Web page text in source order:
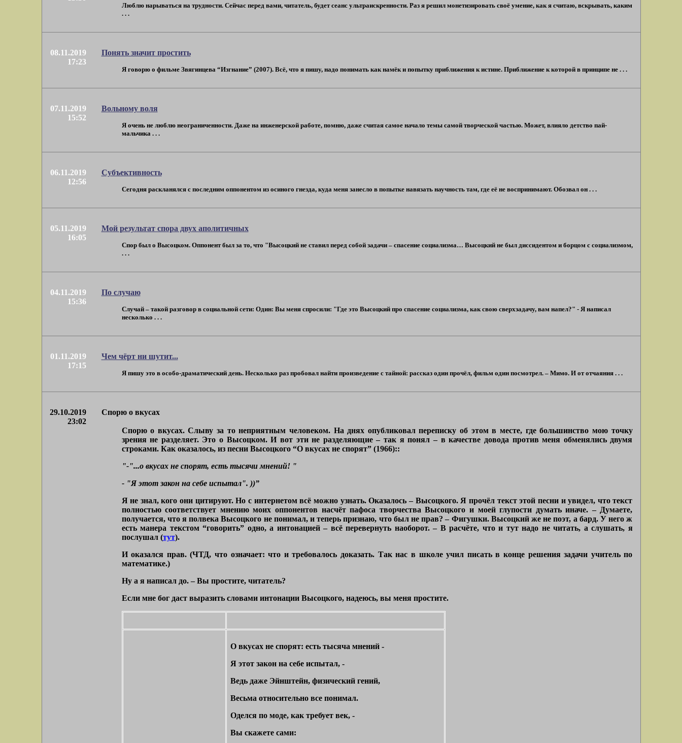
Люблю нарываться на трудности. Сейчас перед вами, читатель, будет сеанс ультраискренности. Раз я решил монетизировать своё умение, как я считаю, вскрывать, каким
. . .
08.11.2019
17:23
Понять значит простить
Я говорю о фильме Звягинцева “Изгнание” (2007). Всё, что я пишу, надо понимать как намёк и попытку приближения к истине. Приближение к которой в принципе не . . .
07.11.2019
15:52
Вольному воля
Я очень не люблю неограниченности. Даже на инженерской работе, помню, даже считая самое начало темы самой творческой частью. Может, влияло детство пай-
мальчика . . .
06.11.2019
12:56
Субъективность
Сегодня раскланялся с последним оппонентом из осиного гнезда, куда меня занесло в попытке навязать научность там, где её не воспринимают. Обозвал он . . .
05.11.2019
16:05
Мой результат спора двух аполитичных
Спор был о Высоцком. Оппонент был за то, что "Высоцкий не ставил перед собой задачи – спасение социализма… Высоцкий не был диссидентом и борцом с социализмом,
. . .
04.11.2019
15:36
По случаю
Случай – такой разговор в социальной сети: Один: Вы меня спросили: "Где это Высоцкий про спасение социализма, как свою сверхзадачу, вам напел?" - Я написал
несколько . . .
01.11.2019
17:15
Чем чёрт ни шутит...
Я пишу это в особо-драматический день. Несколько раз пробовал найти произведение с тайной: рассказ один прочёл, фильм один посмотрел. – Мимо. И от отчаяния . . .
29.10.2019
23:02
Спорю о вкусах
Спорю о вкусах. Слыву за то неприятным человеком. На днях опубликовал переписку об этом в месте, где большинство мою точку
зрения не разделяет. Это о Высоцком. И вот эти не разделяющие – так я понял – в качестве довода против меня обменялись двумя
строками. Как оказалось, из песни Высоцкого “О вкусах не спорят” (1966)::
"-"...о вкусах не спорят, есть тысячи мнений! "
- "Я этот закон на себе испытал". ))”
Я не знал, кого они цитируют. Но с интернетом всё можно узнать. Оказалось – Высоцкого. Я прочёл текст этой песни и увидел, что текст
полностью соответствует мнению моих оппонентов насчёт пафоса творчества Высоцкого и моей глупости думать иначе. – Думаете,
получается, что я полвека Высоцкого не понимал, и теперь признаю, что был не прав? – Фигушки. Высоцкий же не поэт, а бард. У него ж
есть манера текстом “говорить” одно, а интонацией – всё перевернуть наоборот. – В расчёте, что и тут надо не читать, а слушать, я
послушал (тут).
И оказался прав. (ЧТД, что означает: что и требовалось доказать. Так нас в школе учил писать в конце решения задачи учитель по
математике.)
Ну а я написал до. – Вы простите, читатель?
Если мне бог даст выразить словами интонации Высоцкого, надеюсь, вы меня простите.
О вкусах не спорят: есть тысяча мнений -
Я этот закон на себе испытал, -
Ведь даже Эйнштейн, физический гений,
Весьма относительно все понимал.
Оделся по моде, как требует век, -
Вы скажете сами: